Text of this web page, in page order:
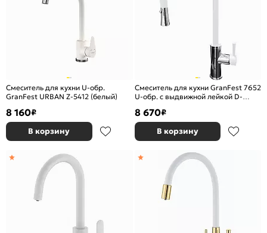
Смеситель для кухни U-обр.
GranFest URBAN Z-5412 (белый)
8 160₽
В корзину
Смеситель для кухни GranFest 7652
U-обр. с выдвижной лейкой D-
8 670₽
В корзину